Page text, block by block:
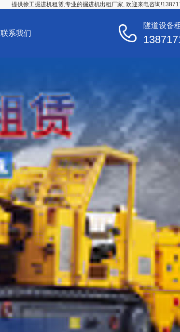
提供徐工掘进机租赁,专业的掘进机出租厂家, 欢迎来电咨询
联系我们
隧道设备